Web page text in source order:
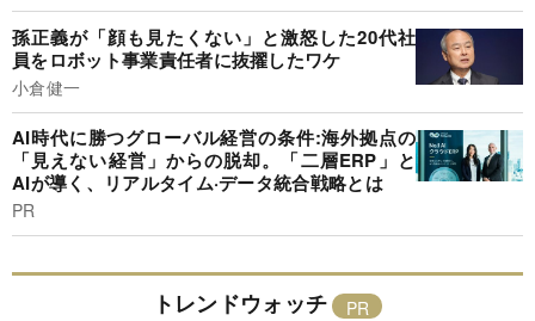
孫正義が「顔も見たくない」と激怒した20代社
員をロボット事業責任者に抜擢したワケ
小倉健一
AI時代に勝つグローバル経営の条件:海外拠点の
「見えない経営」からの脱却。「二層ERP」と
AIが導く、リアルタイム·データ統合戦略とは
PR
トレンドウォッチ